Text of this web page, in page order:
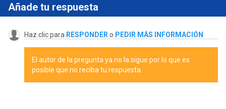
Añade tu respuesta
Haz clic para RESPONDER o PEDIR MÁS INFORMACIÓN
El autor de la pregunta ya no la sigue por lo que es
posible que no reciba tu respuesta.